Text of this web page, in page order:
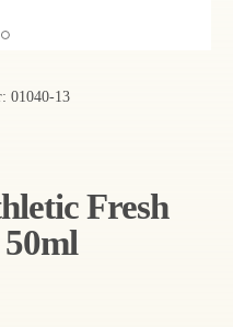
01040-13
Fresh